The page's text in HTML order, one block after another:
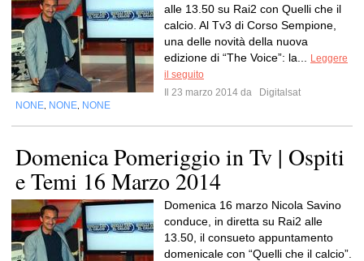
alle 13.50 su Rai2 con Quelli che il
calcio. Al Tv3 di Corso Sempione,
una delle novità della nuova
edizione di “The Voice”: la...
Leggere
il seguito
Il 23 marzo 2014 da
Digitalsat
NONE NONE NONE
Domenica Pomeriggio in Tv | Ospiti
e Temi 16 Marzo 2014
Domenica 16 marzo Nicola Savino
conduce, in diretta su Rai2 alle
13.50, il consueto appuntamento
domenicale con “Quelli che il calcio”.